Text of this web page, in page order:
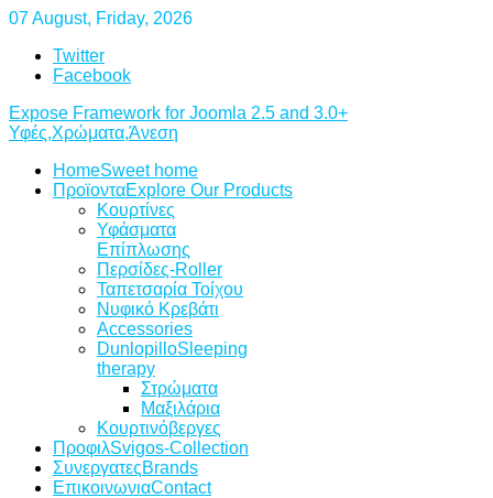
07 August, Friday, 2026
Twitter
Facebook
Expose Framework for Joomla 2.5 and 3.0+
Υφές,Χρώματα,Άνεση
HomeSweet home
ΠροϊονταExplore Our Products
Κουρτίνες
Υφάσματα
Επίπλωσης
Περσίδες-Roller
Ταπετσαρία Τοίχου
Νυφικό Κρεβάτι
Accessories
DunlopilloSleeping
therapy
Στρώματα
Μαξιλάρια
Κουρτινόβεργες
ΠροφιλSvigos-Collection
ΣυνεργατεςBrands
ΕπικοινωνιαContact